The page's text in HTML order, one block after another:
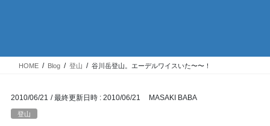
HOME Blog 登山 谷川岳登山。エーデルワイスいた〜〜！
2010/06/21 / 最終更新日時 : 2010/06/21 MASAKI BABA
登山